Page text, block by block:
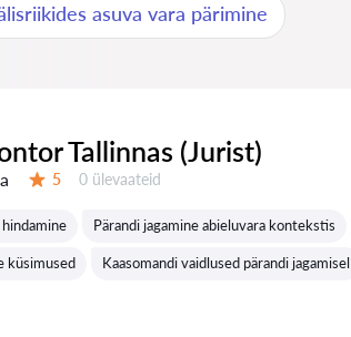
asuva vara pärimine
Tallinnas (Jurist)
5 Ülevaateid:
0 ülevaateid
Pärandi jagamine abieluvara kontekstis
küsimused Kaasomandi vaidlused pärandi jagamisel